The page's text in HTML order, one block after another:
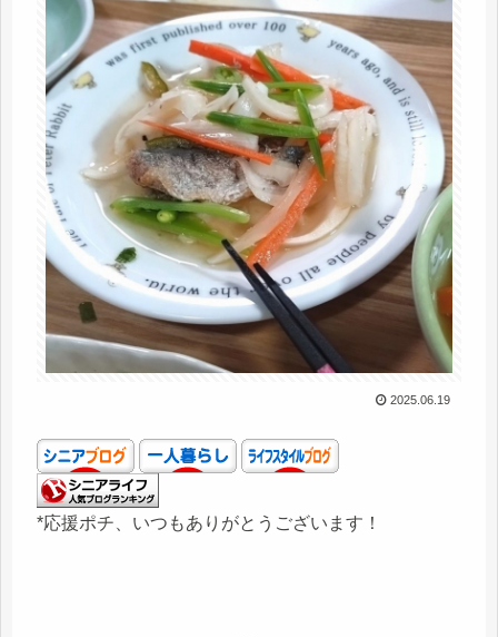
2025.06.19
*応援ポチ、いつもありがとうございます！